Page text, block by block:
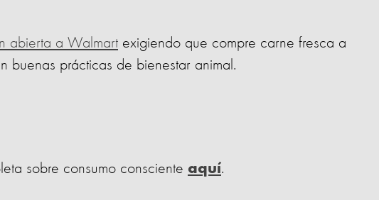
abierta a Walmart exigiendo que compre carne fresca a
buenas prácticas de bienestar animal.
sobre consumo consciente aquí.